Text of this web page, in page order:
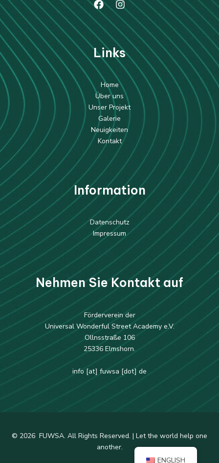
Links
Home
Über uns
Unser Projekt
Galerie
Neuigkeiten
Kontakt
Information
Datenschutz
Impressum
Nehmen Sie Kontakt auf
Förderverein der
Universal Wonderful Street Academy e.V.
Ollnsstraße 106
25336 Elmshorn.
info [at] fuwsa [dot] de
© 2026 FUWSA. All Rights Reserved. | Let the world help one
another.
ENGLISH